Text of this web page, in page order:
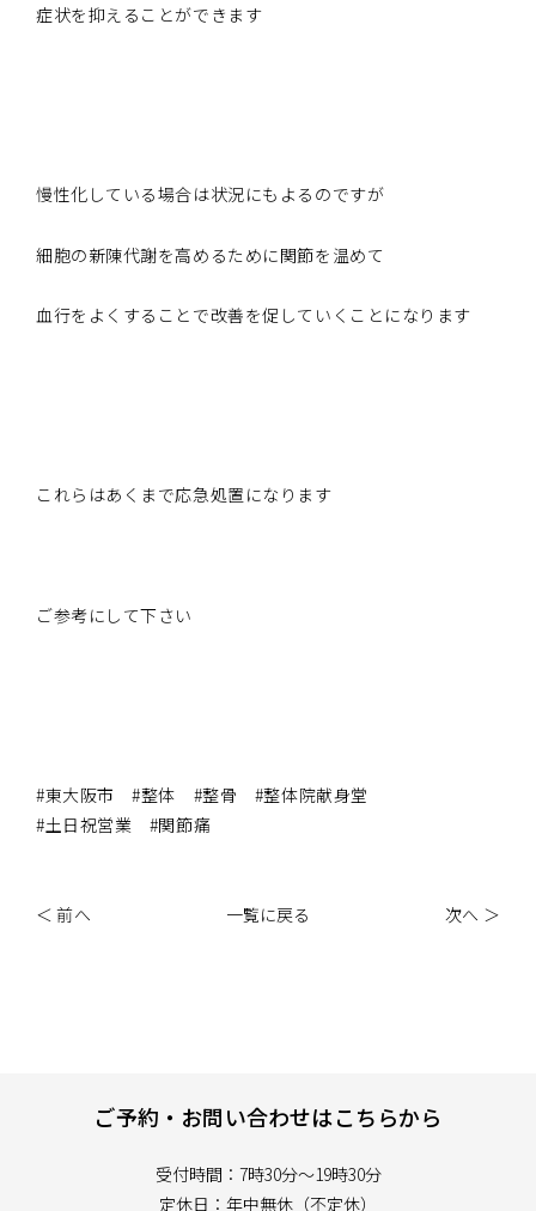
症状を抑えることができます
慢性化している場合は状況にもよるのですが
細胞の新陳代謝を高めるために関節を温めて
血行をよくすることで改善を促していくことになります
これらはあくまで応急処置になります
ご参考にして下さい
#東大阪市 #整体 #整骨 #整体院献身堂
#土日祝営業 #関節痛
＜ 前へ 一覧に戻る 次へ ＞
ご予約・お問い合わせはこちらから
受付時間：7時30分～19時30分
定休日：年中無休（不定休）